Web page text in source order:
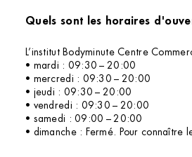
L’institut Bodyminute Centre
• mardi : 09:30 – 20:00
• mercredi : 09:30 – 20:00
• jeudi : 09:30 – 20:00
• vendredi : 09:30 – 20:00
• samedi : 09:00 – 20:00
• dimanche : Fermé. Pour